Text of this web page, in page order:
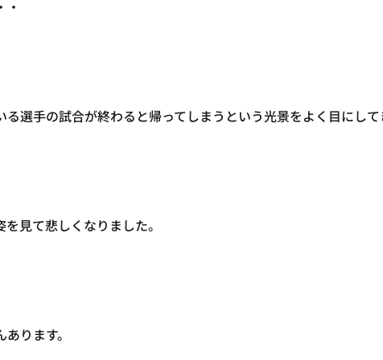
選手の試合が終わると帰ってしまうという光景をよく目にして
見て悲しくなりました。
ります。